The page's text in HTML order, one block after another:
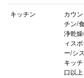
キッチン
カウ
チン/
浄乾
ィス
ー/シ
キッ
口以